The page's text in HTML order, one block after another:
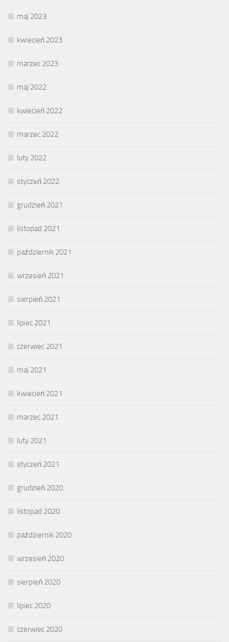
maj 2023
kwiecień 2023
marzec 2023
maj 2022
kwiecień 2022
marzec 2022
luty 2022
styczeń 2022
grudzień 2021
listopad 2021
październik 2021
wrzesień 2021
sierpień 2021
lipiec 2021
czerwiec 2021
maj 2021
kwiecień 2021
marzec 2021
luty 2021
styczeń 2021
grudzień 2020
listopad 2020
październik 2020
wrzesień 2020
sierpień 2020
lipiec 2020
czerwiec 2020